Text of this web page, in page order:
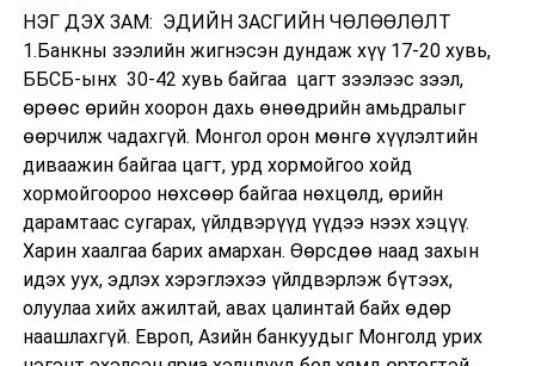
НЭГ ДЭХ ЗАМ: ЭДИЙН ЗАСГИЙН ЧӨЛӨӨЛӨЛТ
1.Банкны зээлийн жигнэсэн дундаж хүү 17-20 хувь,
ББСБ-ынх 30-42 хувь байгаа цагт зээлээс зээл,
өрөөс өрийн хоорон дахь өнөөдрийн амьдралыг
өөрчилж чадахгүй. Монгол орон мөнгө хүүлэлтийн
диваажин байгаа цагт, урд хормойгоо хойд
хормойгоороо нөхсөөр байгаа нөхцөлд, өрийн
дарамтаас сугарах, үйлдвэрүүд үүдээ нээх хэцүү.
Харин хаалгаа барих амархан. Өөрсдөө наад захын
идэх уух, эдлэх хэрэглэхээ үйлдвэрлэж бүтээх,
олуулаа хийх ажилтай, авах цалинтай байх өдөр
наашлахгүй. Европ, Азийн банкуудыг Монголд урих